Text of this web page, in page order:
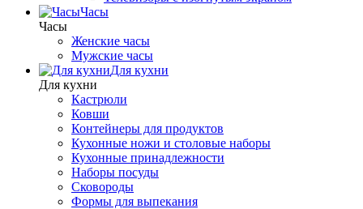
Часы
Часы
Женские часы
Мужские часы
Для кухни
Для кухни
Кастрюли
Ковши
Контейнеры для продуктов
Кухонные ножи и столовые наборы
Кухонные принадлежности
Наборы посуды
Сковороды
Формы для выпекания